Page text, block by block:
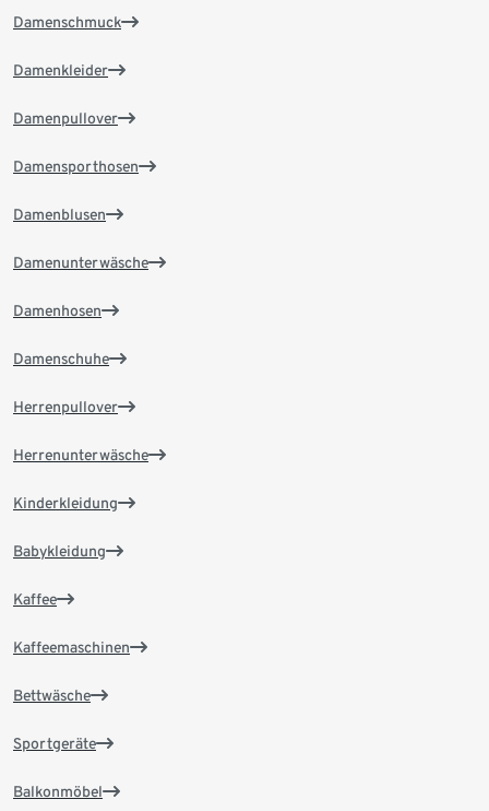
Damenschmuck
Damenkleider
Damenpullover
Damensporthosen
Damenblusen
Damenunterwäsche
Damenhosen
Damenschuhe
Herrenpullover
Herrenunterwäsche
Kinderkleidung
Babykleidung
Kaffee
Kaffeemaschinen
Bettwäsche
Sportgeräte
Balkonmöbel